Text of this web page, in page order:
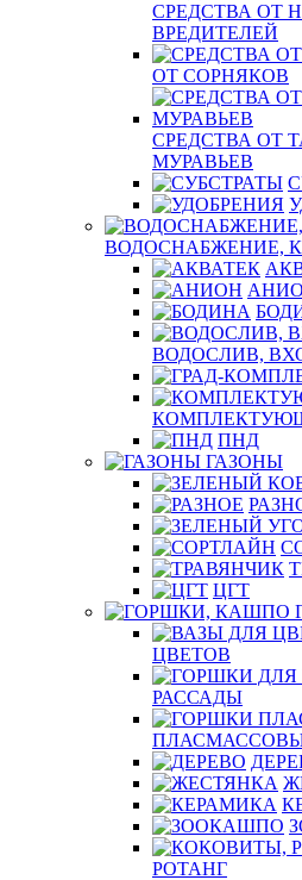
СРЕДСТВА ОТ
ВРЕДИТЕЛЕЙ
ОТ СОРНЯКОВ
СРЕДСТВА ОТ
МУРАВЬЕВ
ВОДОСНАБЖЕНИЕ,
ВОДОСЛИВ,
ПНД
ГАЗОНЫ
ЦГТ
ЦВЕТОВ
РАССАДЫ
РОТАНГ